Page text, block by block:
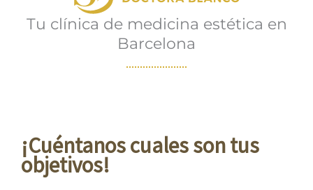
Tu clínica de medicina estética en
Barcelona
¡Cuéntanos cuales son tus
objetivos!